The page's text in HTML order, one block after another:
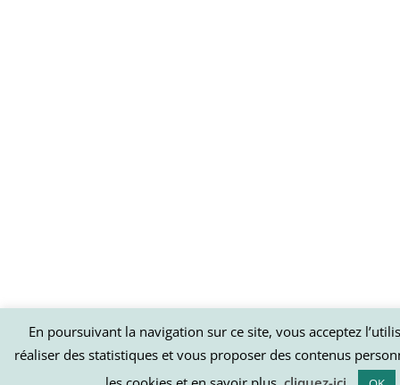
En poursuivant la navigation sur ce site, vous acceptez
réaliser des statistiques et vous proposer des contenus